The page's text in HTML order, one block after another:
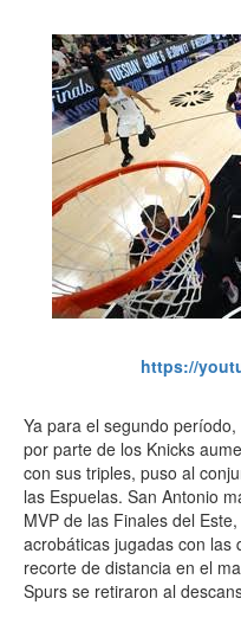
https://
Ya para el segundo
por parte de los Knicks
con sus triples, puso al
las Espuelas. San Antonio
MVP de las Finales del
acrobáticas jugadas con las
recorte de distancia en el
Spurs se retiraron al